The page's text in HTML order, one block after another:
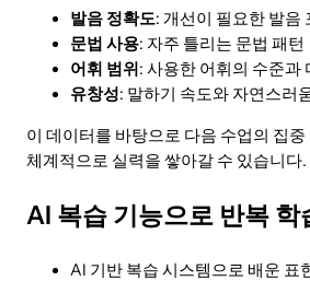
발음 정확도: 개선이 필요한 발음
문법 사용: 자주 틀리는 문법 패턴
어휘 범위: 사용한 어휘의 수준과
유창성: 말하기 속도와 자연스러
이 데이터를 바탕으로 다음 수업의 집
체계적으로 실력을 쌓아갈 수 있습니다.
AI 복습 기능으로 반복 학
AI 기반 복습 시스템으로 배운 표